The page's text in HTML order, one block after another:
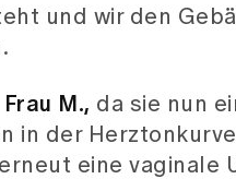
und wir den
Frau M., da sie nun
in der
eine vaginale